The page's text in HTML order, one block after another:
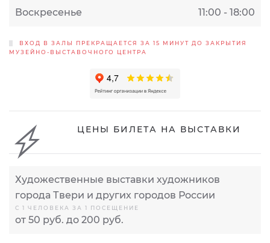
Воскресенье 11:00 - 18:00
ВХОД В ЗАЛЫ ПРЕКРАЩАЕТСЯ ЗА 15 МИНУТ ДО ЗАКРЫТИЯ
МУЗЕЙНО-ВЫСТАВОЧНОГО ЦЕНТРА
ЦЕНЫ БИЛЕТА НА ВЫСТАВКИ
Художественные выставки художников
города Твери и других городов России
С 1 ЧЕЛОВЕКА ЗА 1 ПОСЕЩЕНИЕ
от 50 руб. до 200 руб.